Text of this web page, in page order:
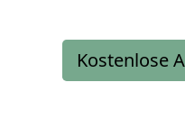
Kostenlose